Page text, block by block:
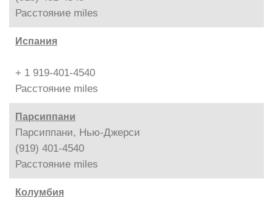
Расстояние miles
Испания
+ 1 919-401-4540
Расстояние miles
Парсиппани
Парсиппани, Нью-Джерси
(919) 401-4540
Расстояние miles
Колумбия